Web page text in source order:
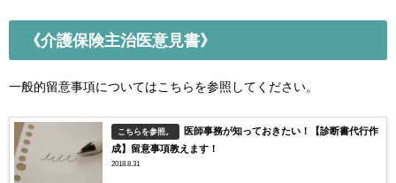
《介護保険主治医意見書》
一般的留意事項についてはこちらを参照してください。
こちらを参照。
医師事務が知っておきたい！【診断書代行作
成】留意事項教えます！
2018.8.31